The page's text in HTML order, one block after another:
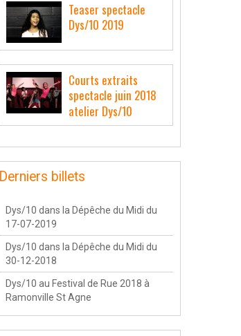
Teaser spectacle
Dys/10 2019
Courts extraits
spectacle juin 2018
atelier Dys/10
Derniers billets
Dys/10 dans la Dépêche du Midi du
17-07-2019
Dys/10 dans la Dépêche du Midi du
30-12-2018
Dys/10 au Festival de Rue 2018 à
Ramonville St Agne